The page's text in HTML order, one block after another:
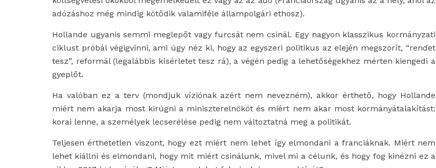
adózáshoz még mindig kötődik valamiféle állampolgári ethosz).
Hollande ugyanis semmi meglepőt vagy furcsát nem csinál. Egy nagyon klasszikus kormányzati
ciklust próbál végigvinni, ami úgy néz ki, hogy az egyszeri politikus az elején megszorít, “rendet
tesz”, reformál (legalábbis kísérletet tesz rá), a végén pedig a lehetőségekhez mérten kiengedi a
gyeplőt.
Ha valóban ez a terv (mondjuk víziónak azért nem nevezném), akkor érthető, hogy Hollande
miért nem akarja most kirúgni a miniszterelnököt és miért nem akar most kormányátalakítást:
korai lenne, a személyek lecserélése pedig nem változtatná meg a politikát.
Teljesen érthetetlen viszont, hogy ezt miért nem lehet így elmondani a franciáknak. Miért nem
lehet kiállni és elmondani, hogy mit miért csinálunk, mivel mi a célunk, és hogy fog kinézni ez a